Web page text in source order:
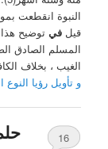
النبوة انقطعت
قيلفي توضيح
المسلم الصادق
الغيب ، بخلاف
و تأويل رؤيا النوع
16